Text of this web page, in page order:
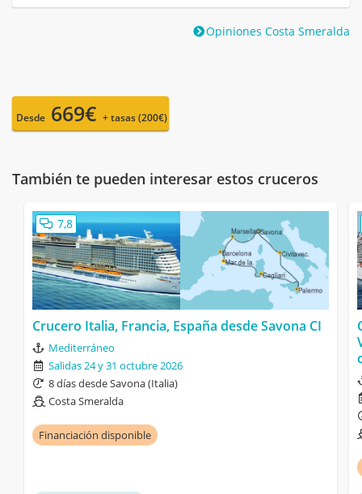
Opiniones Costa Smeralda
Desde 669€ + tasas (200€)
También te pueden interesar estos cruceros
7,8
Crucero Italia, Francia, España desde Savona CI
Mediterráneo
Salidas 24 y 31 octubre 2026
8 días desde Savona (Italia)
Costa Smeralda
Financiación disponible